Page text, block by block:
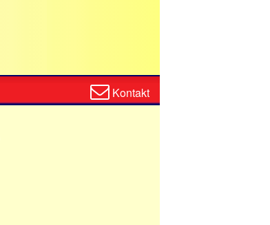
Kontaktformular
Kontakt